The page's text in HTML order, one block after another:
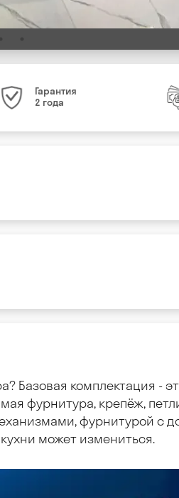
Гарантия
2 года
Базовая комплектация
фурнитура, крепёж,
фурнитурой с
может измениться.